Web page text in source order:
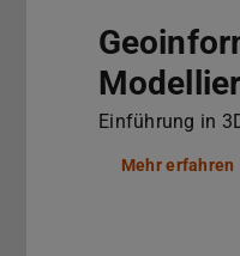
Einführung in
Mehr erfahren